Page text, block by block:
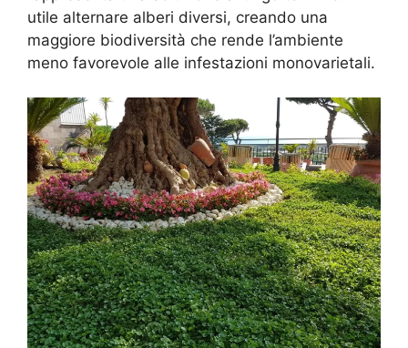
utile alternare alberi diversi, creando una
maggiore biodiversità che rende l’ambiente
meno favorevole alle infestazioni monovarietali.